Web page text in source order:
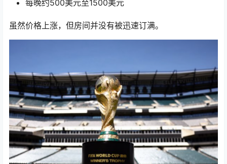
每晚约500美元至1500美元
虽然价格上涨，但房间并没有被迅速订满。